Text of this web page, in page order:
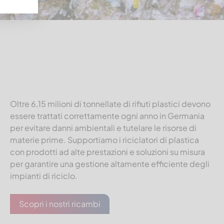
Oltre 6,15 milioni di tonnellate di rifiuti plastici devono
essere trattati correttamente ogni anno in Germania
per evitare danni ambientali e tutelare le risorse di
materie prime. Supportiamo i riciclatori di plastica
con prodotti ad alte prestazioni e soluzioni su misura
per garantire una gestione altamente efficiente degli
impianti di riciclo.
Scopri i nostri ricambi